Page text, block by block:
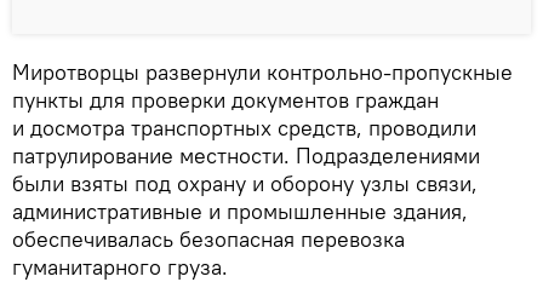
Миротворцы развернули контрольно-пропускные
пункты для проверки документов граждан
и досмотра транспортных средств, проводили
патрулирование местности. Подразделениями
были взяты под охрану и оборону узлы связи,
административные и промышленные здания,
обеспечивалась безопасная перевозка
гуманитарного груза.